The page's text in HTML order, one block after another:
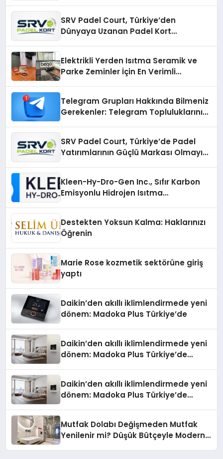
SRV Padel Court, Türkiye’den
Dünyaya Uzanan Padel Kort
Elektrikli Yerden Isıtma Seramik ve
Parke Zeminler İçin En Verimli
Telegram Grupları Hakkında Bilmeniz
Gerekenler: Telegram Topluluklarını
SRV Padel Court, Türkiye’de Padel
Yatırımlarının Güçlü Markası Olmayı
Kleen-Hy-Dro-Gen Inc., Sıfır Karbon
Emisyonlu Hidrojen Isıtma
Destekten Yoksun Kalma: Haklarınızı
Öğrenin
Marie Rose kozmetik sektörüne giriş
yaptı
Daikin’den akıllı iklimlendirmede yeni
dönem: Madoka Plus Türkiye’de
Daikin’den akıllı iklimlendirmede yeni
dönem: Madoka Plus Türkiye’de
teknolojilerle donatılmış son modeli
VRV kontrol ünitesi Madoka Plus
Türkiye’de satışa sunuldu. Tam
dokunmatik ekranı, mobil uygulama
desteği ve akıllı sensör entegrasyonu
sayesinde iklimlendirme sistemlerinin
yönetimini daha kolay, konforlu ve
Daikin’den akıllı iklimlendirmede yeni
dönem: Madoka Plus Türkiye’de
teknolojilerle donatılmış son modeli
VRV kontrol ünitesi Madoka Plus
Türkiye’de satışa sunuldu. Tam
Mutfak Dolabı Değişmeden Mutfak
Yenilenir mi? Düşük Bütçeyle Modern